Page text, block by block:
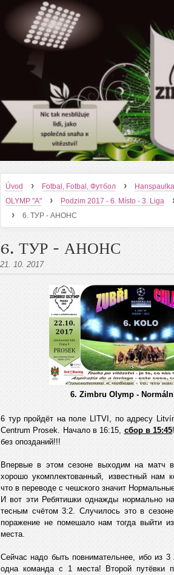
Úvod › Fotbal, Fotbal, Футбол ›
OLYMP "A"
› Podzim 2017 - 6. Místo - 3. Liga
› 6. ТУР - АНОНС
6. ТУР - АНОНС
21. 10. 2017
6. Zimbru Olymp -
6 тур пройдёт на поле LITVI, по адресу
Centrum Prosek. Начало в 16:15, сбор в 15:45
без опозданий!!!
Впервые в этом сезоне выходим на матч
хорошо укомплектованный, известный нам
что в переводе с чешского значит
И вот эти Ребятишки однажды нормально
тесным счётом 3:2. Случилось это в
поражение не помешало нам тогда выйти
места.
Сейчас надо быть повнимательнее, ибо из 3
одна команда с 1 места! Второй путёвки